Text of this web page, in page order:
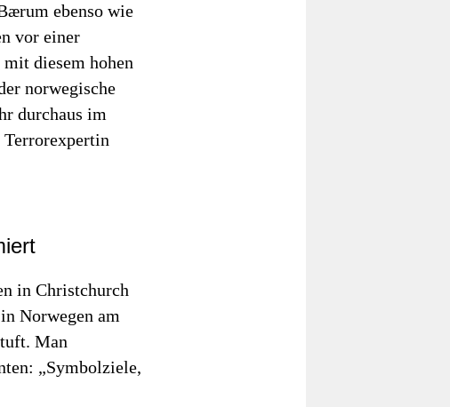
ebenso wie
vor einer
diesem hohen
norwegische
durchaus im
Terrorexpertin
in Christchurch
Norwegen am
Man
„Symbolziele,